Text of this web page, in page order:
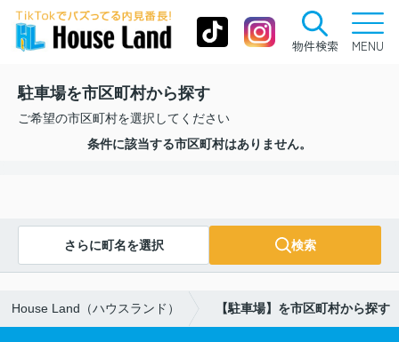
物件検索 MENU
駐車場を市区町村から探す
ご希望の市区町村を選択してください
条件に該当する市区町村はありません。
さらに町名を選択 検索
House Land（ハウスランド） 【駐車場】を市区町村から探す